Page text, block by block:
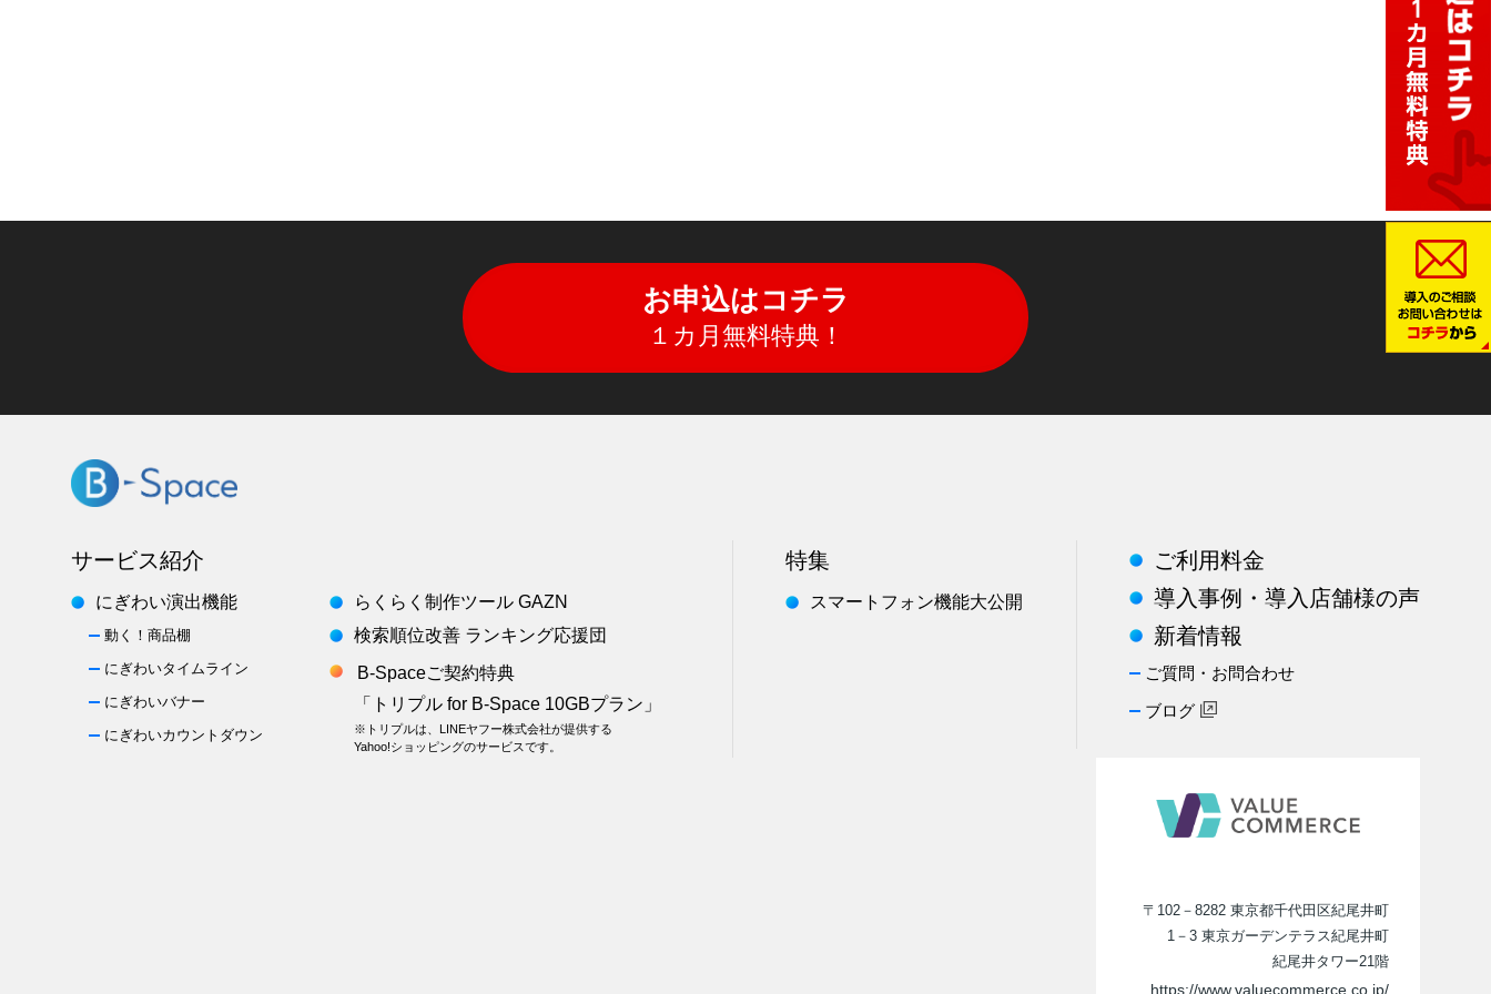
お申込はコチラ
１カ月無料特典！
サービス紹介
にぎわい演出機能
動く！商品棚
にぎわいタイムライン
にぎわいバナー
にぎわいカウントダウン
らくらく制作ツール GAZN
検索順位改善 ランキング応援団
B-Spaceご契約特典
「トリプル for B-Space 10GBプラン」
※トリプルは、LINEヤフー株式会社が提供する
Yahoo!ショッピングのサービスです。
特集
スマートフォン機能大公開
ご利用料金
導入事例・導入店舗様の声
新着情報
ご質問・お問合わせ
ブログ
〒102－8282 東京都千代田区紀尾井町
1－3 東京ガーデンテラス紀尾井町
紀尾井タワー21階
https://www.valuecommerce.co.jp/